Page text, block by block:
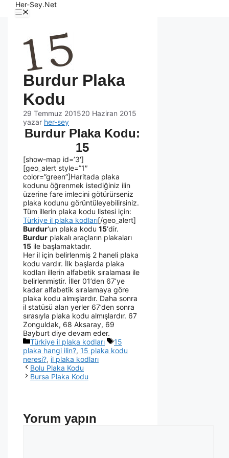
Her-Sey.Net
Burdur Plaka
Kodu
29 Temmuz 201520 Haziran 2015
yazar her-sey
Burdur Plaka Kodu:
15
[show-map id=’3′]
[geo_alert style=”1″
color=”green”]Haritada plaka
kodunu öğrenmek istediğiniz ilin
üzerine fare imlecini götürürseniz
plaka kodunu görüntüleyebilirsiniz.
Tüm illerin plaka kodu listesi için:
Türkiye il plaka kodları[/geo_alert]
Burdur‘un plaka kodu 15‘dir.
Burdur plakalı araçların plakaları
15 ile başlamaktadır.
Her il için belirlenmiş 2 haneli plaka
kodu vardır. İlk başlarda plaka
kodları illerin alfabetik sıralaması ile
belirlenmiştir. İller 01’den 67’ye
kadar alfabetik sıralamaya göre
plaka kodu almışlardır. Daha sonra
il statüsü alan yerler 67’den sonra
sırasıyla plaka kodu almışlardır. 67
Zonguldak, 68 Aksaray, 69
Bayburt diye devam eder.
Türkiye il plaka kodları
15
plaka hangi ilin?, 15 plaka kodu
neresi?, il plaka kodları
Bolu Plaka Kodu
Bursa Plaka Kodu
Yorum yapın